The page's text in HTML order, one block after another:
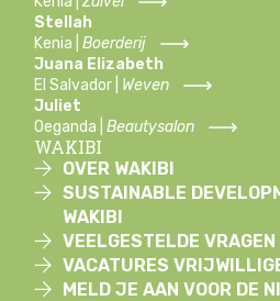
Stellah
Kenia | Boerderij
Juana Elizabeth
El Salvador |
Weven
Juliet
Oeganda | Beautysalon
WAKIBI
OVER WAKIBI
SUSTAINABLE
WAKIBI
VEELGESTELDE VRAGEN
VACATURES
MELD JE AAN VOOR DE